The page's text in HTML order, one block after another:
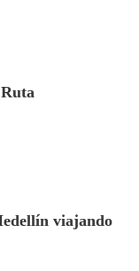
viajando